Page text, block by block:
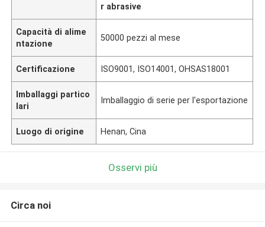
r abrasive
Capacità di alime
ntazione
50000 pezzi al mese
Certificazione ISO9001, ISO14001, OHSAS18001
Imballaggi partico
lari
Imballaggio di serie per l'esportazione
Luogo di origine Henan, Cina
Osservi più
Circa noi